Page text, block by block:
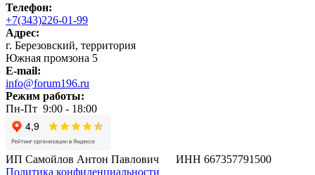
Телефон:
+7(343)226-01-99
Адрес:
г. Березовский, территория
Южная промзона 5
E-mail:
info@forum196.ru
Режим работы:
Пн-Пт 9:00 - 18:00
ИП Самойлов Антон Павлович ИНН 667357791500
Политика конфиденциальности